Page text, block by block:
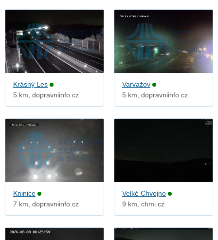
Krásný Les
5 km, dopravniinfo.cz
Varvažov
5 km, dopravniinfo.cz
Kninice
7 km, dopravniinfo.cz
Velké Chvojno
9 km, chmi.cz